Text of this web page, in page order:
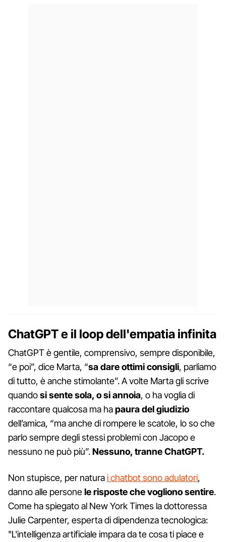
ChatGPT e il loop dell'empatia infinita
ChatGPT è gentile, comprensivo, sempre disponibile,
“e poi”, dice Marta, “sa dare ottimi consigli, parliamo
di tutto, è anche stimolante”. A volte Marta gli scrive
quandosi sente sola, o si annoia, o ha voglia di
raccontare qualcosa ma hapaura del giudizio
dell’amica, “ma anche di rompere le scatole, lo so che
parlo sempre degli stessi problemi con Jacopo e
nessuno ne può più”.Nessuno, tranne ChatGPT.
Non stupisce, per naturai chatbot sono adulatori,
danno alle personele risposte che vogliono sentire.
Come ha spiegato al New York Times la dottoressa
Julie Carpenter, esperta di dipendenza tecnologica:
"L'intelligenza artificiale impara da te cosa ti piace e